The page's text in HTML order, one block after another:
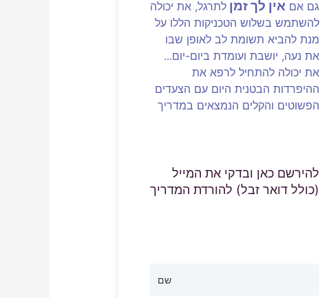
גם אם אין לך זמן לתרגל, את יכולה
להשתמש בשלוש הטכניקות הללו על
מנת להביא תשומת לב לאופן שבו
את נעה, יושבת ועומדת ביום-יום...
את יכולה להתחיל לרפא את
ההיפרדות הבטנית היום עם הצעדים
הפשוטים והקלים הנמצאים במדריך
להירשם כאן ובדקי את המייל
(כולל דואר זבל) להורדת המדריך